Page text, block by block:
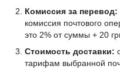
Комиссия за перевод:
комиссия почтового
это 2% от суммы + 20
Стоимость доставки:
тарифам выбранной